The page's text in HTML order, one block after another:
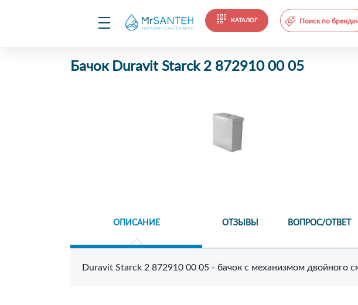
КАТАЛОГ Поиск по
Бачок Duravit Starck 2 872910 00 05
ОПИСАНИЕ ОТЗЫВЫ ВОПРОС/ОТВЕТ
Duravit Starck 2 872910 00 05 - бачок с механизмом двойного